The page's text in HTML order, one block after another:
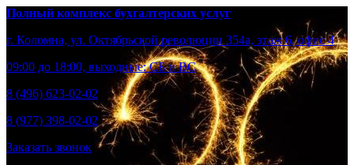
Полный комплекс бухгалтерских услуг
г. Коломна, ул. Октябрьской революции 354а, этаж 6, офис 4
09:00 до 18:00, выходные: СБ и ВС
8 (496) 623-02-02
8 (977) 398-02-02
Заказать звонок